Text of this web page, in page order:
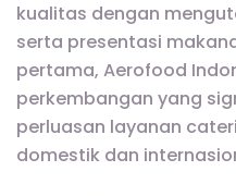
kualitas dengan
serta presentasi
pertama, Aerofood
perkembangan yang
perluasan layanan
domestik dan